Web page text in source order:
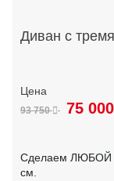
Диван с
93 750 75 000
Сделаем ЛЮБОЙ
см.